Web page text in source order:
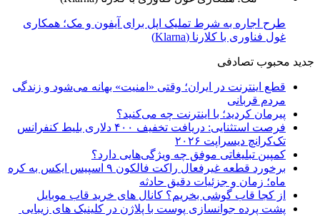
طرح اجاره به شرط تملیک اپل برای آیفون و مک؛ همکاری
غول فناوری با کلارنا (Klarna)
جدید محبوب تصادفی
قطع اینترنت در ایران؛ وقتی «امنیت» بهانه می‌شود و زندگی
مردم قربانی
پیرمان کردید؛ با اینترنت چه می‌کنید؟
فرصت استثنایی: دریافت تخفیف ۴۰۰ دلاری بلیط کنفرانس
تک‌کرانچ دیسراپت ۲۰۲۶
کمپین تبلیغاتی موفق چه ویژگی‌هایی دارد؟
برخورد قطعه غیرفعال راکت فالکون ۹ اسپیس ایکس به کره
ماه؛ زمان و جزئیات دقیق حادثه
از کجا قاب گوشی بخریم؟ کانال های خرید قاب موبایل
پشت پرده جوانسازی پوست با پلاژن در کلینیک های زیبایی